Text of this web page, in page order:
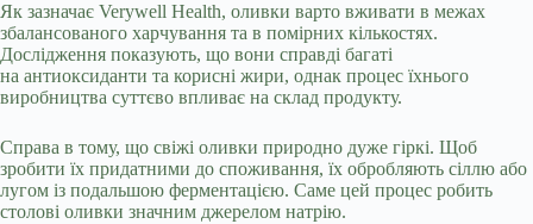
Як зазначає Verywell Health, оливки варто вживати в межах
збалансованого харчування та в помірних кількостях.
Дослідження показують, що вони справді багаті
на антиоксиданти та корисні жири, однак процес їхнього
виробництва суттєво впливає на склад продукту.
Справа в тому, що свіжі оливки природно дуже гіркі. Щоб
зробити їх придатними до споживання, їх обробляють сіллю або
лугом із подальшою ферментацією. Саме цей процес робить
столові оливки значним джерелом натрію.